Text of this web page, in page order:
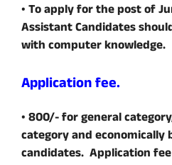
• To apply for the post of
Assistant Candidates
with computer knowledge.
Application fee.
• 800/- for general
category and economically
candidates. Application